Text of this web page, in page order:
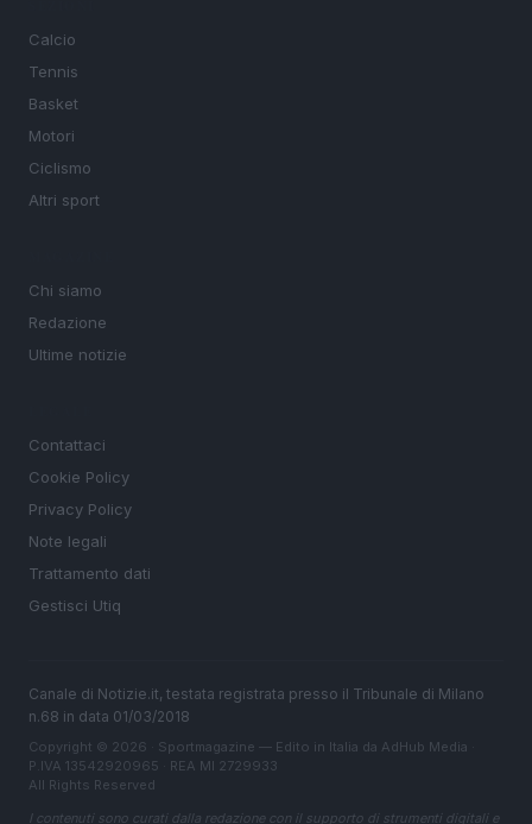
Calcio
Tennis
Basket
Motori
Ciclismo
Altri sport
Chi siamo
Redazione
Ultime notizie
Contattaci
Cookie Policy
Privacy Policy
Note legali
Trattamento dati
Gestisci Utiq
Canale di Notizie.it, testata registrata presso il Tribunale di Milano
n.68 in data 01/03/2018
Copyright © 2026 · Sportmagazine — Edito in Italia da AdHub Media
P.IVA 13542920965 · REA MI 2729933
All Rights Reserved
I contenuti sono curati dalla redazione con il supporto di strumenti digitali e